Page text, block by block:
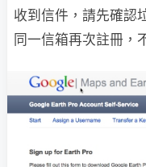
收到信件，請先確認
同一信箱再次註冊，